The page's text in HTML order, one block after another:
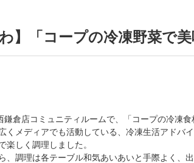
わ】「コープの冷凍野菜
鎌倉店コミュニティルームで、「コープの冷凍
くメディアでも活動している、冷凍生活アドバ
楽しく調理しました。
、調理は各テーブル和気あいあいと手際よく、